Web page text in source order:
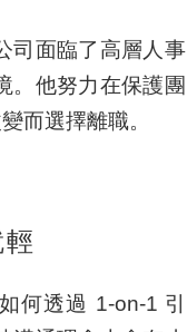
司面臨了高層人事
。他努力在保護團
而選擇離職。
何透過 1-on-1 引